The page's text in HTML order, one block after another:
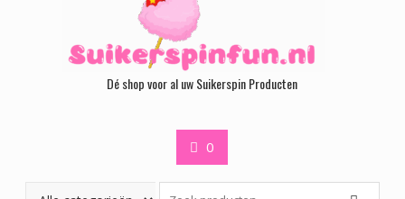
Dé shop voor al uw Suikerspin Producten
0